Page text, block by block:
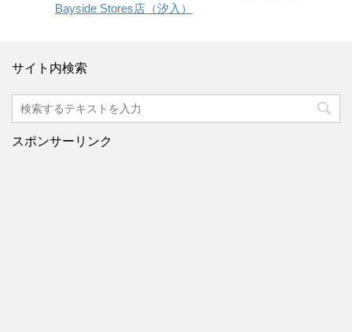
Bayside Stores店（汐入）
サイト内検索
スポンサーリンク